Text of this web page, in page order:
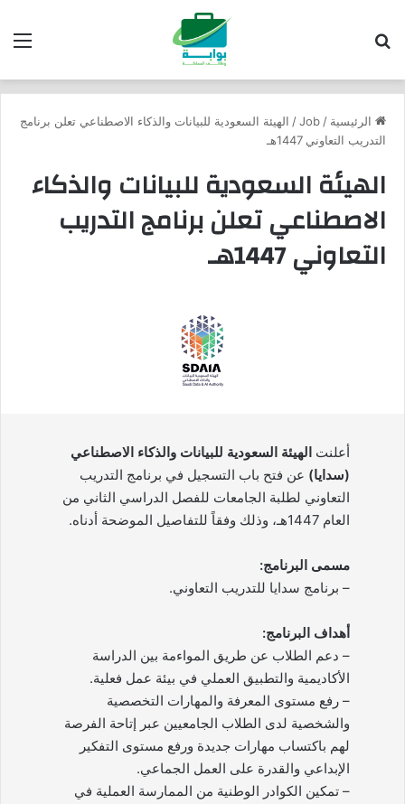
الرئيسية /
Job
/ الهيئة السعودية للبيانات والذكاء الاصطناعي تعلن برنامج
التدريب التعاوني 1447هـ
الهيئة السعودية للبيانات والذكاء
الاصطناعي تعلن برنامج التدريب
التعاوني 1447هـ
أعلنت الهيئة السعودية للبيانات والذكاء الاصطناعي
(سدايا) عن فتح باب التسجيل في برنامج التدريب
التعاوني لطلبة الجامعات للفصل الدراسي الثاني من
العام 1447هـ، وذلك وفقاً للتفاصيل الموضحة أدناه.
مسمى البرنامج:
– برنامج سدايا للتدريب التعاوني.
أهداف البرنامج:
– دعم الطلاب عن طريق المواءمة بين الدراسة
الأكاديمية والتطبيق العملي في بيئة عمل فعلية.
– رفع مستوى المعرفة والمهارات التخصصية
والشخصية لدى الطلاب الجامعيين عبر إتاحة الفرصة
لهم باكتساب مهارات جديدة ورفع مستوى التفكير
الإبداعي والقدرة على العمل الجماعي.
– تمكين الكوادر الوطنية من الممارسة العملية في